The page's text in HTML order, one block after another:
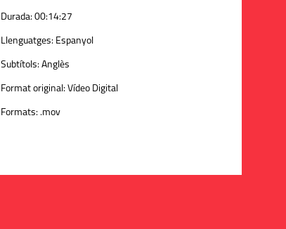
Durada: 00:14:27
Llenguatges: Espanyol
Subtítols: Anglès
Format original: Vídeo Digital
Formats: .mov